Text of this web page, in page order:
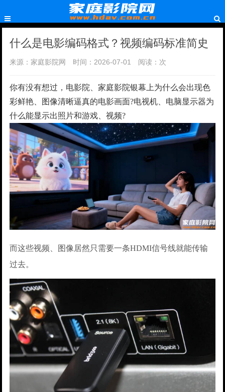
什么是电影编码格式？视频编码标准简史
来源：家庭影院网 时间：2026-07-01 阅读： 次
你有没有想过，电影院、家庭影院银幕上为什么会出现色
彩鲜艳、图像清晰逼真的电影画面?电视机、电脑显示器为
什么能显示出照片和游戏、视频?
而这些视频、图像居然只需要一条HDMI信号线就能传输
过去。